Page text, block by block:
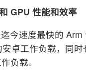
GPU 性能和效率
今速度最快的
卓工作负载，同
负载。